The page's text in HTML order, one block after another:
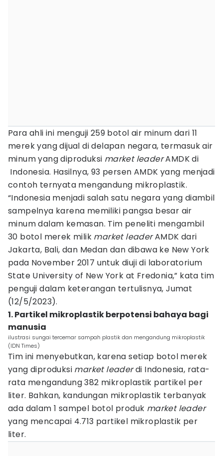
Para ahli ini menguji 259 botol air minum dari 11
merek yang dijual di delapan negara, termasuk air
minum yang diproduksi market leaderAMDK di
Indonesia. Hasilnya, 93 persen AMDK yang menjadi
contoh ternyata mengandung mikroplastik.
“Indonesia menjadi salah satu negara yang diambil
sampelnya karena memiliki pangsa besar air
minum dalam kemasan. Tim peneliti mengambil
30 botol merek milik market leaderAMDK dari
Jakarta, Bali, dan Medan dan dibawa ke New York
pada November 2017 untuk diuji di laboratorium
State University of New York at Fredonia,” kata tim
penguji dalam keterangan tertulisnya, Jumat
(12/5/2023).
1. Partikel mikroplastik berpotensi bahaya bagi
manusia
ilustrasi sungai tercemar sampah plastik dan mengandung mikroplastik
(IDN Times)
Tim ini menyebutkan, karena setiap botol merek
yang diproduksi market leaderdi Indonesia, rata-
rata mengandung 382 mikroplastik partikel per
liter. Bahkan, kandungan mikroplastik terbanyak
ada dalam 1 sampel botol produk market leader
yang mencapai 4.713 partikel mikroplastik per
liter.